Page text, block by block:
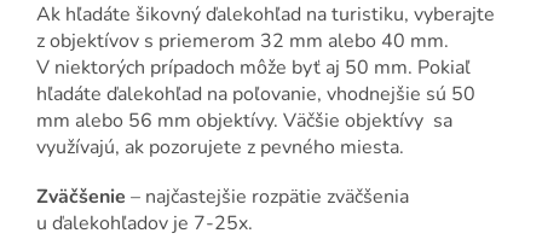
Ak hľadáte šikovný ďalekohľad na turistiku, vyberajte
z objektívov s priemerom 32 mm alebo 40 mm.
V niektorých prípadoch môže byť aj 50 mm. Pokiaľ
hľadáte ďalekohľad na poľovanie, vhodnejšie sú 50
mm alebo 56 mm objektívy. Väčšie objektívy sa
využívajú, ak pozorujete z pevného miesta.
Zväčšenie – najčastejšie rozpätie zväčšenia
u ďalekohľadov je 7-25x.